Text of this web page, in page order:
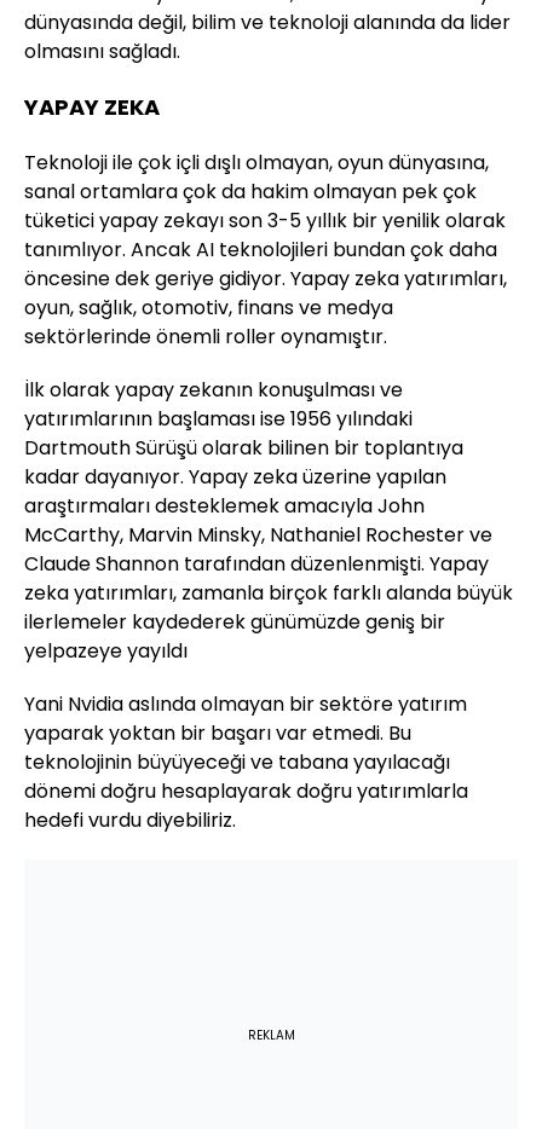
dünyasında değil, bilim ve teknoloji alanında da lider
olmasını sağladı.
YAPAY ZEKA
Teknoloji ile çok içli dışlı olmayan, oyun dünyasına,
sanal ortamlara çok da hakim olmayan pek çok
tüketici yapay zekayı son 3-5 yıllık bir yenilik olarak
tanımlıyor. Ancak AI teknolojileri bundan çok daha
öncesine dek geriye gidiyor. Yapay zeka yatırımları,
oyun, sağlık, otomotiv, finans ve medya
sektörlerinde önemli roller oynamıştır.
İlk olarak yapay zekanın konuşulması ve
yatırımlarının başlaması ise 1956 yılındaki
Dartmouth Sürüşü olarak bilinen bir toplantıya
kadar dayanıyor. Yapay zeka üzerine yapılan
araştırmaları desteklemek amacıyla John
McCarthy, Marvin Minsky, Nathaniel Rochester ve
Claude Shannon tarafından düzenlenmişti. Yapay
zeka yatırımları, zamanla birçok farklı alanda büyük
ilerlemeler kaydederek günümüzde geniş bir
yelpazeye yayıldı
Yani Nvidia aslında olmayan bir sektöre yatırım
yaparak yoktan bir başarı var etmedi. Bu
teknolojinin büyüyeceği ve tabana yayılacağı
dönemi doğru hesaplayarak doğru yatırımlarla
hedefi vurdu diyebiliriz.
REKLAM